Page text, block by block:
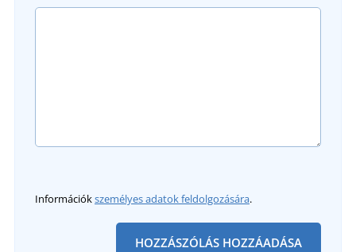
Információkszemélyes adatok feldolgozására.
HOZZÁSZÓLÁS HOZZÁADÁSA